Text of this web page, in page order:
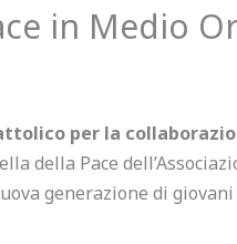
in Medio
per la
della Pace
generazione di